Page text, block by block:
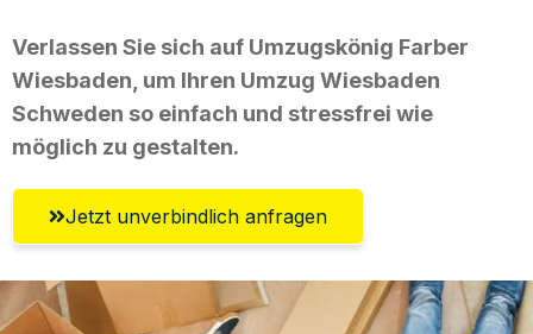
Verlassen Sie sich auf Umzugskönig Farber
Wiesbaden, um Ihren Umzug Wiesbaden
Schweden so einfach und stressfrei wie
möglich zu gestalten.
Jetzt unverbindlich anfragen